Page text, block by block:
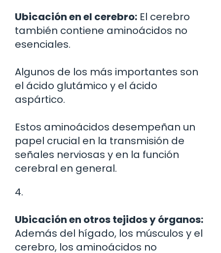
Ubicación en el cerebro: El cerebro
también contiene aminoácidos no
esenciales.
Algunos de los más importantes son
el ácido glutámico y el ácido
aspártico.
Estos aminoácidos desempeñan un
papel crucial en la transmisión de
señales nerviosas y en la función
cerebral en general.
4.
Ubicación en otros tejidos y órganos:
Además del hígado, los músculos y el
cerebro, los aminoácidos no